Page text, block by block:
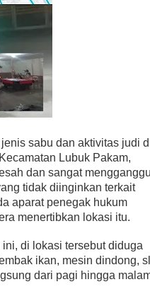
sabu dan aktivitas judi
Lubuk Pakam,
dan sangat
tidak diinginkan terkait
aparat penegak hukum
menertibkan lokasi itu.
di lokasi tersebut diduga
ikan, mesin dindong,
dari pagi hingga